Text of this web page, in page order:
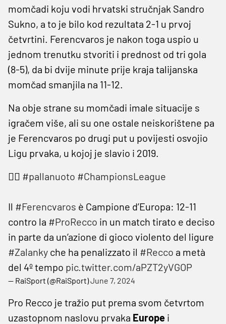
momčadi koju vodi hrvatski stručnjak Sandro
Sukno, a to je bilo kod rezultata 2-1 u prvoj
četvrtini. Ferencvaros je nakon toga uspio u
jednom trenutku stvoriti i prednost od tri gola
(8-5), da bi dvije minute prije kraja talijanska
momčad smanjila na 11-12.
Na obje strane su momčadi imale situacije s
igračem više, ali su one ostale neiskorištene pa
je Ferencvaros po drugi put u povijesti osvojio
Ligu prvaka, u kojoj je slavio i 2019.
🤽‍♂️ #pallanuoto #ChampionsLeague
Il #Ferencvaros è Campione d’Europa: 12-11
contro la #ProRecco in un match tirato e deciso
in parte da un’azione di gioco violento del ligure
#Zalanky che ha penalizzato il #Recco a metà
del 4º tempo pic.twitter.com/aPZT2yVGOP
— RaiSport (@RaiSport)June 7, 2024
Pro Recco je tražio put prema svom četvrtom
uzastopnom naslovu prvaka Europe i